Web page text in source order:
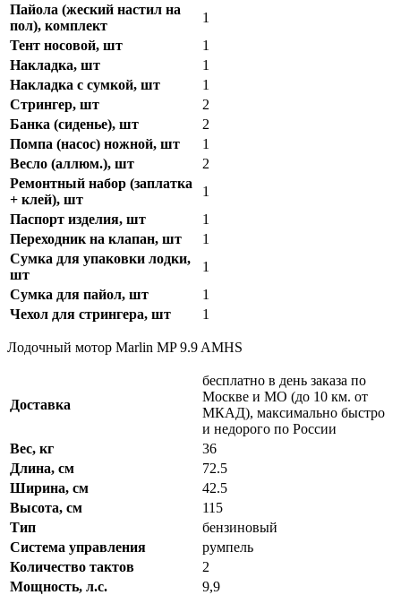
Пайола (жеский настил на
пол), комплект
1
Тент носовой, шт
1
Накладка, шт
1
Накладка с сумкой, шт
1
Стрингер, шт
2
Банка (сиденье), шт
2
Помпа (насос) ножной, шт
1
Весло (аллюм.), шт
2
Ремонтный набор (заплатка
+ клей), шт
1
Паспорт изделия, шт
1
Переходник на клапан, шт
1
Сумка для упаковки лодки,
шт
1
Сумка для пайол, шт
1
Чехол для стрингера, шт
1
Лодочный мотор Marlin MP 9.9 AMHS
Доставка
бесплатно в день заказа по
Москве и МО (до 10 км. от
МКАД), максимально быстро
и недорого по России
Вес, кг
36
Длина, см
72.5
Ширина, см
42.5
Высота, см
115
Тип
бензиновый
Система управления
румпель
Количество тактов
2
Мощность, л.с.
9,9